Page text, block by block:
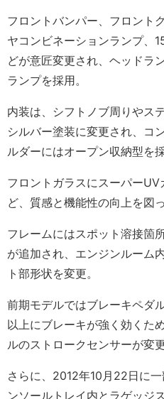
フロントバンパー、フロント
ヤコンビネーションランプ、
どが意匠変更され、ヘッドラ
ランプを採用。
内装は、シフトノブ周りやス
シルバー塗装に変更され、コ
ルダーにはオープン収納型を採
フロントガラスにスーパー
ど、質感と機能性の向上を図
フレームにはスポット溶接箇
が追加され、エンジンルーム
ト部形状を変更。
前期モデルではブレーキペダ
以上にブレーキが強く効くた
ルのストロークセンサーが変
さらに、2012年10月22日に
ンソールトレイ内とラゲッジ